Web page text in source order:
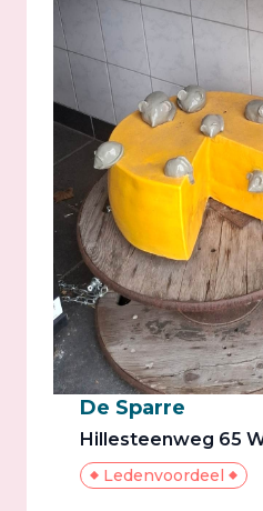
De Sparre
Hillesteenweg 65
Ledenvoordeel